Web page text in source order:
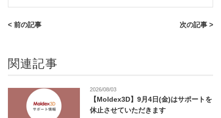
< 前の記事 次の記事 >
関連記事
2026/08/03
【Moldex3D】9月4日(金)はサポートを
休止させていただきます